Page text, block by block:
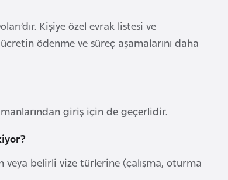
Kişiye özel evrak listesi ve
ödenme ve süreç aşamalarını daha
giriş için de geçerlidir.
belirli vize türlerine (çalışma, oturma